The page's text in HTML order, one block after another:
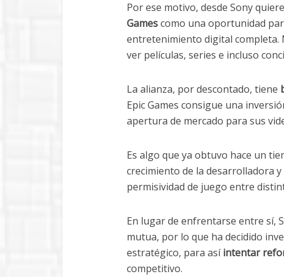
Por ese motivo, desde Sony
Gamescomo una oportunidad
entretenimiento digital completa.
ver películas, series e incluso
La alianza, por descontado, tiene
Epic Games consigue una
apertura de mercado para sus
Es algo que ya obtuvo hace un
crecimiento de la desarrolladora
permisividad de juego entre
En lugar de enfrentarse entre sí,
mutua, por lo que ha decidido
estratégico, para asíintentar
competitivo.